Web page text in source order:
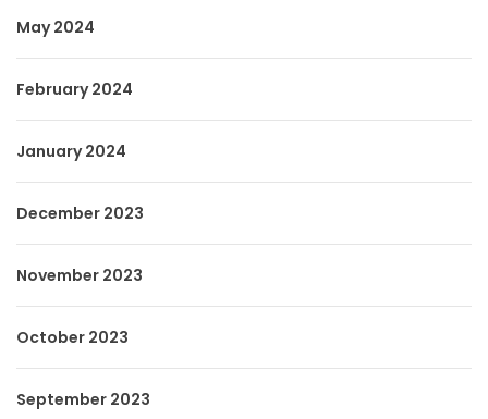
May 2024
February 2024
January 2024
December 2023
November 2023
October 2023
September 2023